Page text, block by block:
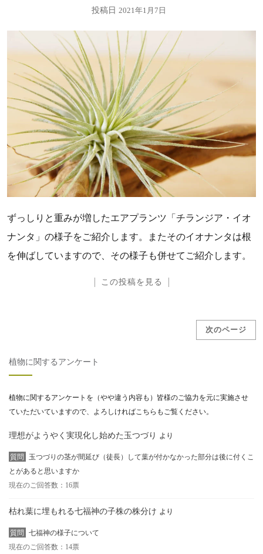
投稿日 2021年1月7日
ずっしりと重みが増したエアプランツ「チランジア・イオ
ナンタ」の様子をご紹介します。またそのイオナンタは根
を伸ばしていますので、その様子も併せてご紹介します。
この投稿を見る
次のページ
植物に関するアンケート
植物に関するアンケートを（やや違う内容も）皆様のご協力を元に実施させ
ていただいていますので、よろしければこちらもご覧ください。
理想がようやく実現化し始めた玉つづり より
質問
玉つづりの茎が間延び（徒長）して葉が付かなかった部分は後に付くこ
とがあると思いますか
現在のご回答数：16票
枯れ葉に埋もれる七福神の子株の株分け より
質問
七福神の様子について
現在のご回答数：14票